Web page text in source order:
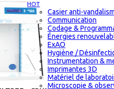
HOT
Casier anti-
Communication
Codage &
Énergies
ExAO
Hygiène /
Instrumentation &
Imprimantes 3D
Matériel de
Microscopie &